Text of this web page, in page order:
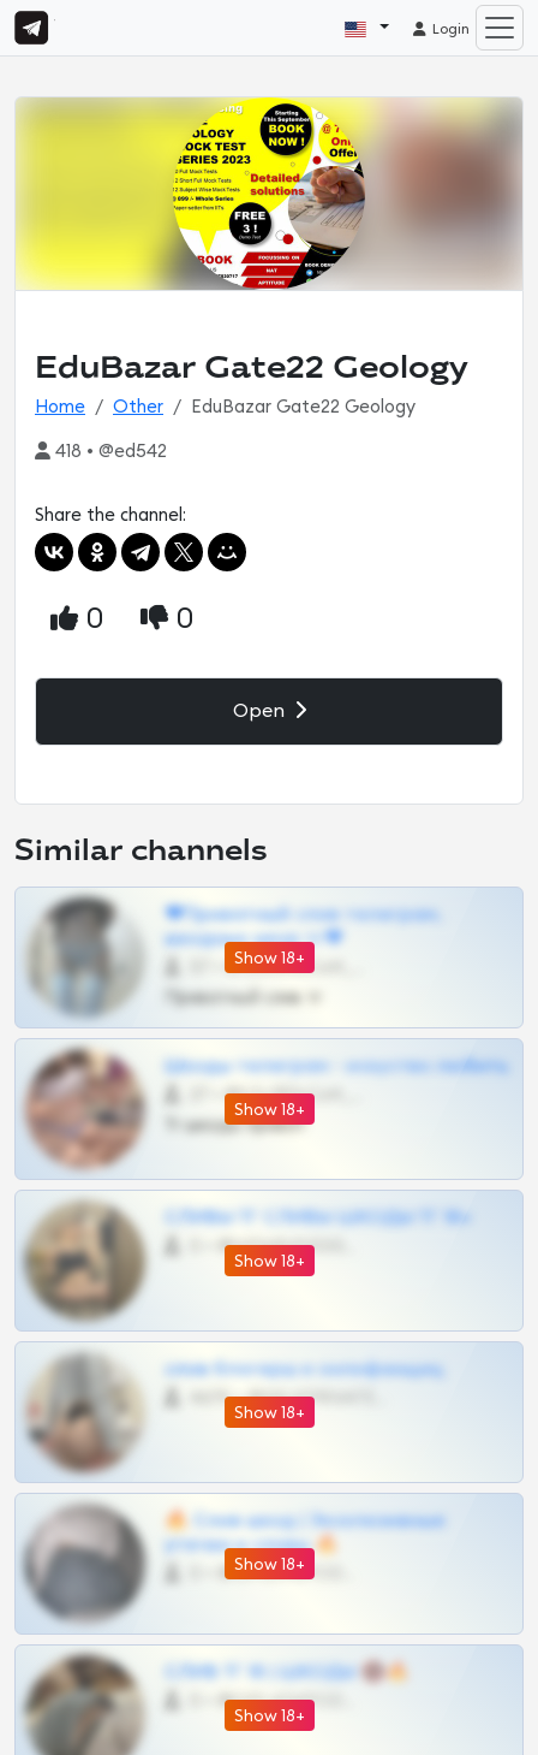
Login
EduBazar Gate22 Geology
Home Other EduBazar Gate22 Geology
418 • @ed542
Share the channel:
0 0
Open
Similar channels
Show 18+
❤Приватный слив телеграм,
шкодных шкур тг❤
57 •
Приватный слив тг
Show 18+
Шкоды телеграм - искуство любить
Тг шкоды приват
Show 18+
СЛИВЫ ТГ СЛИВЫ ШКОДЫ ТГ 18+
Show 18+
слив блогерш и онлифанщиц
4675 •
Show 18+
🔥 Слив шкод | Эксклюзивные
утечки и сливы 🔥
Show 18+
СЛИВ ТГ 18 | ШКОДЫ 🔞🔥